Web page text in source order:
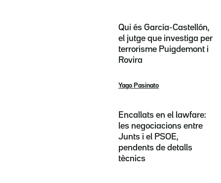
Qui és García-Castellón,
el jutge que investiga per
terrorisme Puigdemont i
Rovira
Yago Pasinato
Encallats en el lawfare:
les negociacions entre
Junts i el PSOE,
pendents de detalls
tècnics